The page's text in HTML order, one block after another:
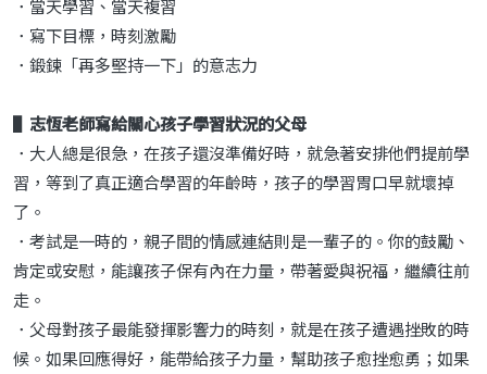
．當天學習、當天複習
．寫下目標，時刻激勵
．鍛鍊「再多堅持一下」的意志力
▌志恆老師寫給關心孩子學習狀況的父母
．大人總是很急，在孩子還沒準備好時，就急著安排他們提前學
習，等到了真正適合學習的年齡時，孩子的學習胃口早就壞掉
了。
．考試是一時的，親子間的情感連結則是一輩子的。你的鼓勵、
肯定或安慰，能讓孩子保有內在力量，帶著愛與祝福，繼續往前
走。
．父母對孩子最能發揮影響力的時刻，就是在孩子遭遇挫敗的時
候。如果回應得好，能帶給孩子力量，幫助孩子愈挫愈勇；如果